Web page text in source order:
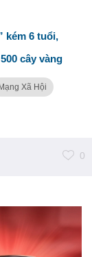
kém 6 tuổi,
cây vàng
Mạng Xã Hội
0